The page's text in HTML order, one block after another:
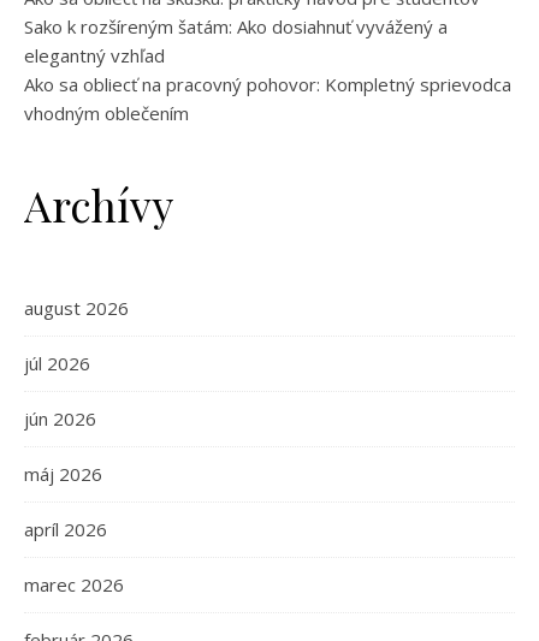
Sako k rozšíreným šatám: Ako dosiahnuť vyvážený a
elegantný vzhľad
Ako sa obliecť na pracovný pohovor: Kompletný sprievodca
vhodným oblečením
Archívy
august 2026
júl 2026
jún 2026
máj 2026
apríl 2026
marec 2026